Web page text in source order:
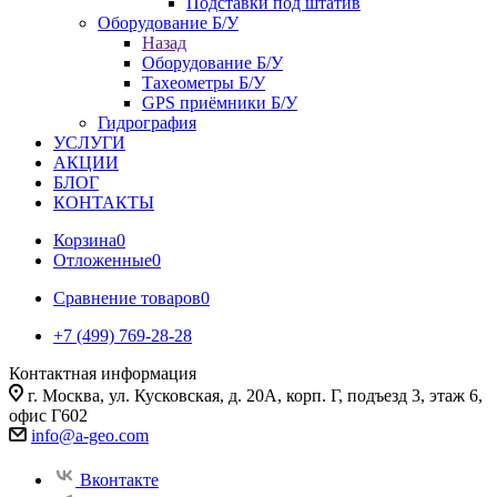
Оборудование Б/У
Назад
Оборудование Б/У
Тахеометры Б/У
GPS приёмники Б/У
Гидрография
УСЛУГИ
АКЦИИ
БЛОГ
КОНТАКТЫ
Корзина0
Отложенные0
Сравнение товаров0
+7 (499) 769-28-28
Контактная информация
г. Москва, ул. Кусковская, д. 20А, корп. Г, подъезд 3, этаж 6,
офис Г602
info@a-geo.com
Вконтакте